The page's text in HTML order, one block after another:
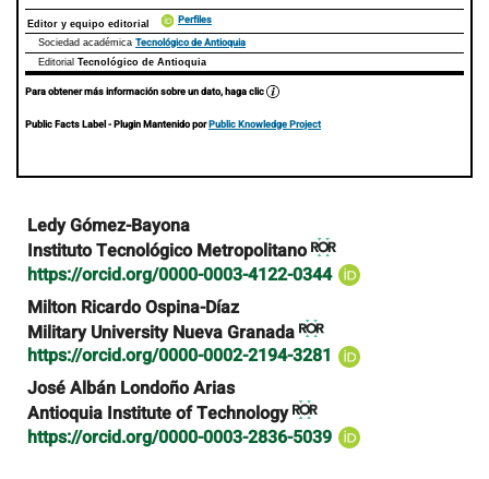
Editor y equipo editorial Perfiles
Sociedad académica Tecnológico de Antioquia
Editorial Tecnológico de Antioquia
Para obtener más información sobre un dato, haga clic
Public Facts Label- Plugin Mantenido porPublic Knowledge Project
Contenido
principal
del
artículo
Ledy Gómez-Bayona
Instituto Tecnológico Metropolitano
https://orcid.org/0000-0003-4122-0344
Milton Ricardo Ospina-Díaz
Military University Nueva Granada
https://orcid.org/0000-0002-2194-3281
José Albán Londoño Arias
Antioquia Institute of Technology
https://orcid.org/0000-0003-2836-5039